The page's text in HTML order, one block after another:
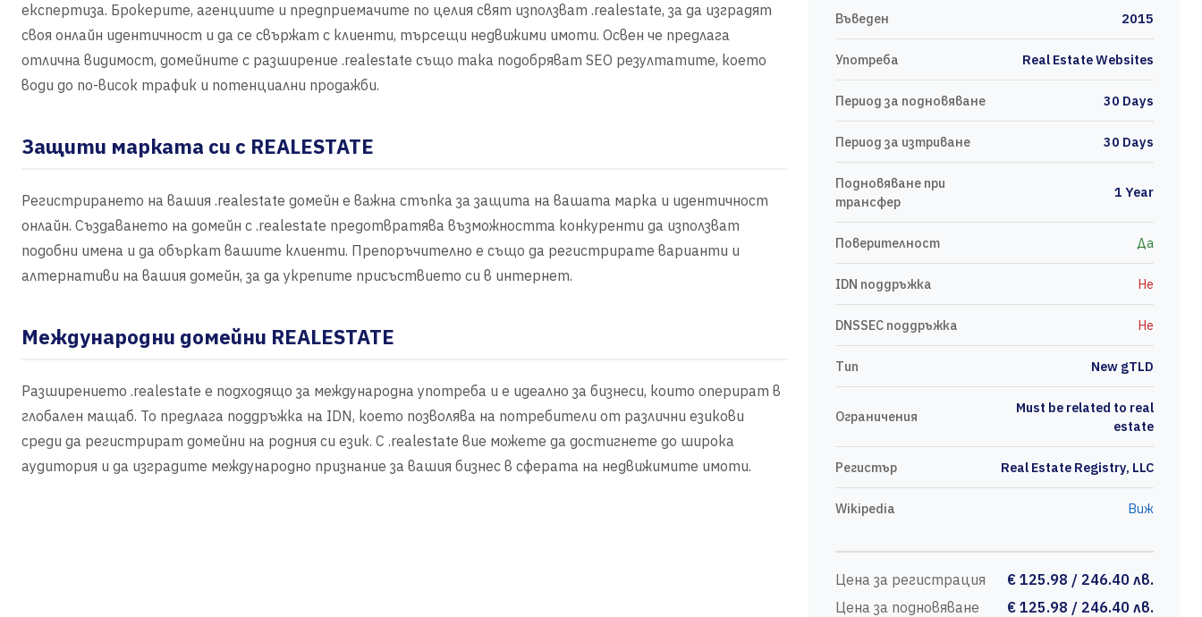
експертиза. Брокерите, агенциите и предприемачите по целия свят използват .realestate, за да изградят
своя онлайн идентичност и да се свържат с клиенти, търсещи недвижими имоти. Освен че предлага
отлична видимост, домейните с разширение .realestate също така подобряват SEO резултатите, което
води до по-висок трафик и потенциални продажби.
Защити марката си с REALESTATE
Регистрирането на вашия .realestate домейн е важна стъпка за защита на вашата марка и идентичност
онлайн. Създаването на домейн с .realestate предотвратява възможността конкуренти да използват
подобни имена и да объркат вашите клиенти. Препоръчително е също да регистрирате варианти и
алтернативи на вашия домейн, за да укрепите присъствието си в интернет.
Международни домейни REALESTATE
Разширението .realestate е подходящо за международна употреба и е идеално за бизнеси, които оперират в
глобален мащаб. То предлага поддръжка на IDN, което позволява на потребители от различни езикови
среди да регистрират домейни на родния си език. С .realestate вие можете да достигнете до широка
аудитория и да изградите международно признание за вашия бизнес в сферата на недвижимите имоти.
Въведен 2015
Употреба Real Estate Websites
Период за подновяване 30 Days
Период за изтриване 30 Days
Подновяване при
трансфер
1 Year
Поверителност Да
IDN поддръжка Не
DNSSEC поддръжка Не
Тип New gTLD
Ограничения
Must be related to real
estate
Регистър Real Estate Registry, LLC
Wikipedia Виж
Цена за регистрация
€ 125.98 / 246.40 лв.
Цена за подновяване
€ 125.98 / 246.40 лв.